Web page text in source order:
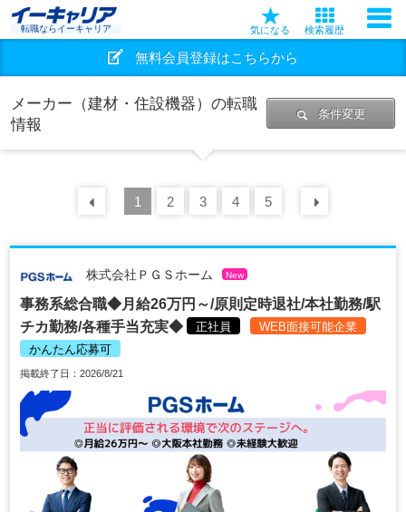
転職ならイーキャリア 気になる 検索履歴
無料会員登録はこちらから
メーカー（建材・住設機器）の転職
情報
条件変更
前の 30
1 2 3 4 5
株式会社ＰＧＳホーム New
事務系総合職◆月給26万円～/原則定時退社/本社勤務/駅
チカ勤務/各種手当充実◆
正社員
WEB面接可能企業
かんたん応募可
掲載終了日：2026/8/21